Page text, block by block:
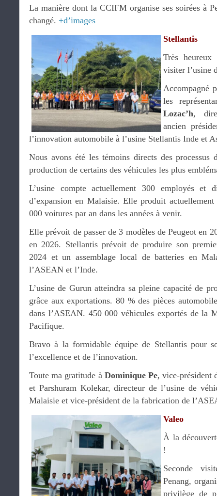
La manière dont la CCIFM organise ses soirées à
changé. +d’images
Stellantis
Très heureux
visiter l’usine
Accompagné
les
Lozac’h,
ancien
l’innovation automobile à l’usine Stellantis Inde et
Nous avons été les témoins directs des processus
production de certains des véhicules les plus
L’usine compte actuellement 300 employés et
d’expansion en Malaisie. Elle produit
000 voitures par an dans les années à venir.
Elle prévoit de passer de 3 modèles de Peugeot en
en 2026. Stellantis prévoit de produire son
2024 et un assemblage local de batteries en
l’ASEAN et l’Inde.
L’usine de Gurun atteindra sa pleine capacité de
grâce aux exportations. 80 % des pièces
dans l’ASEAN. 450 000 véhicules exportés de la
Pacifique.
Bravo à la formidable équipe de Stellantis pour
l’excellence et de l’innovation.
Toute ma gratitude à Dominique Pe, vice-président
et Parshuram Kolekar, directeur de l’usine de
Malaisie et vice-président de la fabrication de
Valeo
À la
!
Seconde
Penang,
privilège de